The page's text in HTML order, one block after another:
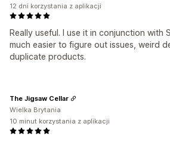
Really useful. I use it in conjunction with
much easier to figure out issues, weird
duplicate products.
12 dni korzystania z aplikacji
The Jigsaw Cellar
Wielka Brytania
10 minut korzystania z aplikacji